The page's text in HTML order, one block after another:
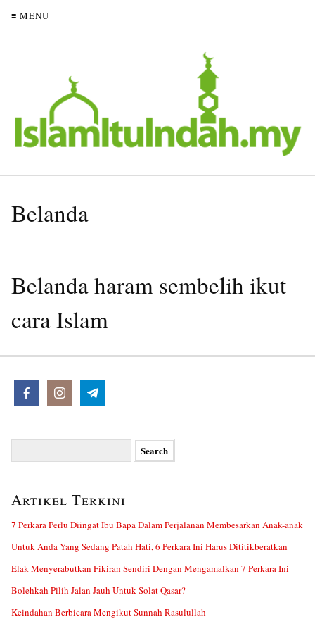
≡ MENU
Belanda
Belanda haram sembelih ikut
cara Islam
Artikel Terkini
7 Perkara Perlu Diingat Ibu Bapa Dalam Perjalanan Membesarkan Anak-anak
Untuk Anda Yang Sedang Patah Hati, 6 Perkara Ini Harus Dititikberatkan
Elak Menyerabutkan Fikiran Sendiri Dengan Mengamalkan 7 Perkara Ini
Bolehkah Pilih Jalan Jauh Untuk Solat Qasar?
Keindahan Berbicara Mengikut Sunnah Rasulullah